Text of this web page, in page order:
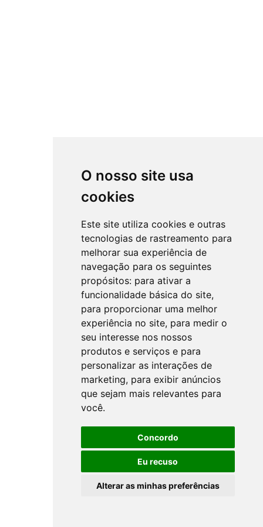
O nosso site usa
cookies
Este site utiliza cookies e outras
tecnologias de rastreamento para
melhorar sua experiência de
navegação para os seguintes
propósitos: para ativar a
funcionalidade básica do site,
para proporcionar uma melhor
experiência no site, para medir o
seu interesse nos nossos
produtos e serviços e para
personalizar as interações de
marketing, para exibir anúncios
que sejam mais relevantes para
você.
Concordo
Eu recuso
Alterar as minhas preferências